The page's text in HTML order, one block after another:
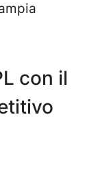
con il